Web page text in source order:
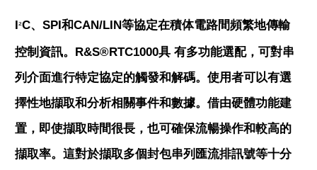
I²C、SPI和CAN/LIN等協定在積体電路間頻繁地傳輸
控制資訊。R&S®RTC1000具 有多功能選配，可對串
列介面進行特定協定的觸發和解碼。使用者可以有選
擇性地擷取和分析相關事件和數據。借由硬體功能建
置，即使擷取時間很長，也可確保流暢操作和較高的
擷取率。這對於擷取多個封包串列匯流排訊號等十分